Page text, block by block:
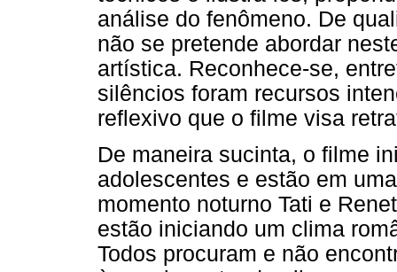
análise do fenômeno. De
não se pretende abordar
artística. Reconhece-se,
silêncios foram recursos
reflexivo que o filme visa
De maneira sucinta, o filme
adolescentes e estão em
momento noturno Tati e
estão iniciando um clima
Todos procuram e não